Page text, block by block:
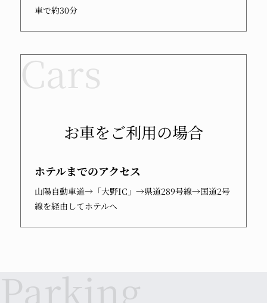
車で約30分
お車をご利用の場合
ホテルまでのアクセス
山陽自動車道→「大野IC」→県道289号線→国道2号
線を経由してホテルへ